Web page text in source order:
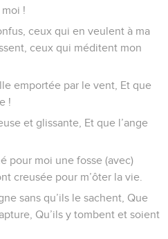
moi !
ceux qui en veulent à ma
ceux qui méditent mon
emportée par le vent, Et que
!
et glissante, Et que l’ange
pour moi une fosse (avec)
creusée pour m’ôter la vie.
sans qu’ils le sachent, Que
Qu’ils y tombent et soient